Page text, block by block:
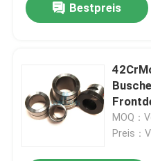
Bestpreis
MOQ：
Preis：